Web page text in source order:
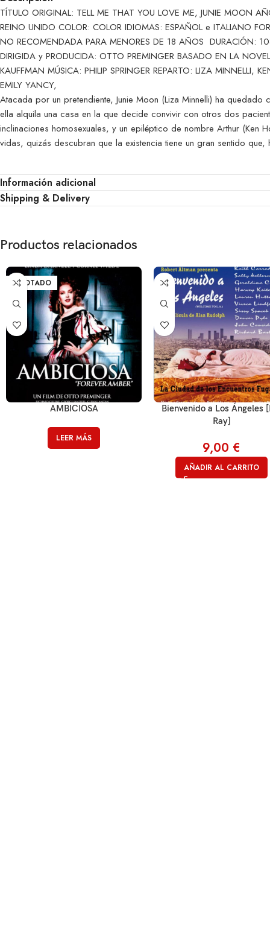
TÍTULO ORIGINAL: TELL ME THAT YOU LOVE ME, JUNIE MOON
REINO UNIDO COLOR: COLOR IDIOMAS: ESPAÑOL e ITALIANO
NO RECOMENDADA PARA MENORES DE 18 AÑOS DURACIÓN:
DIRIGIDA y PRODUCIDA: OTTO PREMINGER BASADO EN LA
KAUFFMAN MÚSICA: PHILIP SPRINGER REPARTO: LIZA MINNELLI,
EMILY YANCY,
Atacada por un pretendiente, Junie Moon (Liza Minnelli) ha
ella alquila una casa en la que decide convivir con otros dos
inclinaciones homosexuales, y un epiléptico de nombre Arthur
vidas, quizás descubran que la existencia tiene un gran sentido
Información adicional
Shipping & Delivery
Productos relacionados
AGOTADO
AMBICIOSA
LEER MÁS
Bienvenido a Los Ángeles
Ray]
9,00 €
AÑADIR AL CARRITO